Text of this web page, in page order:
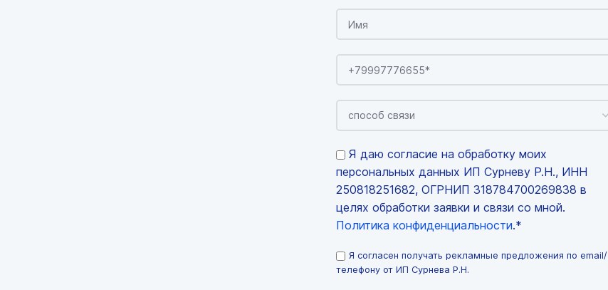
Я даю согласие на обработку моих
персональных данных ИП Сурневу Р.Н., ИНН
250818251682, ОГРНИП 318784700269838 в
целях обработки заявки и связи со мной.
Политика конфиденциальности.*
Я согласен получать рекламные предложения по email/
телефону от ИП Сурнева Р.Н.